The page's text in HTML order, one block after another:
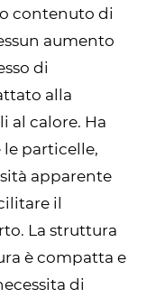
contenuto di
aumento
di
alla
al calore. Ha
particelle,
apparente
il
La struttura
è compatta e
di